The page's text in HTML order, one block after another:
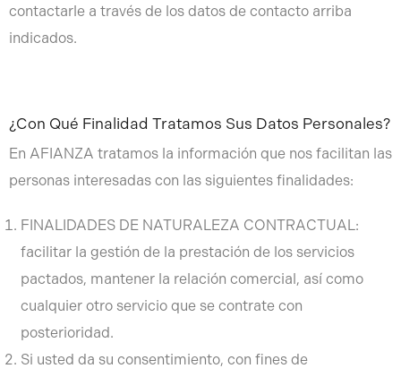
contactarle a través de los datos de contacto arriba
indicados.
¿Con Qué Finalidad Tratamos Sus Datos Personales?
En AFIANZA tratamos la información que nos facilitan las
personas interesadas con las siguientes finalidades:
FINALIDADES DE NATURALEZA CONTRACTUAL:
facilitar la gestión de la prestación de los servicios
pactados, mantener la relación comercial, así como
cualquier otro servicio que se contrate con
posterioridad.
Si usted da su consentimiento, con fines de